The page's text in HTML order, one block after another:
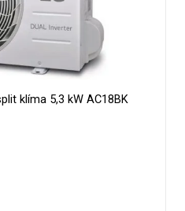
klíma 5,3 kW AC18BK